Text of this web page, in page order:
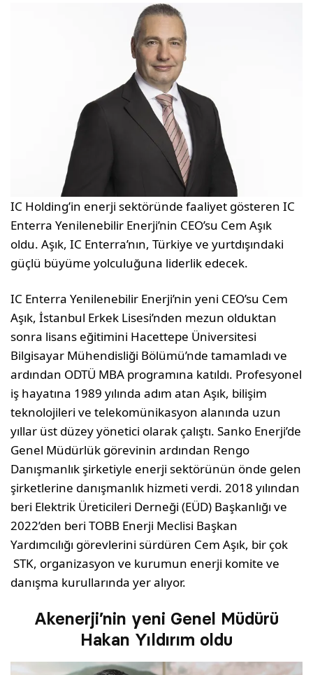
IC Holding’in enerji sektöründe faaliyet gösteren IC
Enterra Yenilenebilir Enerji’nin CEO’su Cem Aşık
oldu. Aşık, IC Enterra’nın, Türkiye ve yurtdışındaki
güçlü büyüme yolculuğuna liderlik edecek.
IC Enterra Yenilenebilir Enerji’nin yeni CEO’su Cem
Aşık, İstanbul Erkek Lisesi’nden mezun olduktan
sonra lisans eğitimini Hacettepe Üniversitesi
Bilgisayar Mühendisliği Bölümü’nde tamamladı ve
ardından ODTÜ MBA programına katıldı. Profesyonel
iş hayatına 1989 yılında adım atan Aşık, bilişim
teknolojileri ve telekomünikasyon alanında uzun
yıllar üst düzey yönetici olarak çalıştı. Sanko Enerji’de
Genel Müdürlük görevinin ardından Rengo
Danışmanlık şirketiyle enerji sektörünün önde gelen
şirketlerine danışmanlık hizmeti verdi. 2018 yılından
beri Elektrik Üreticileri Derneği (EÜD) Başkanlığı ve
2022’den beri TOBB Enerji Meclisi Başkan
Yardımcılığı görevlerini sürdüren Cem Aşık, bir çok
STK, organizasyon ve kurumun enerji komite ve
danışma kurullarında yer alıyor.
Akenerji’nin yeni Genel Müdürü
Hakan Yıldırım oldu